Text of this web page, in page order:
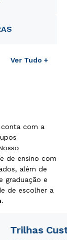
Ver Tudo +
com a
de ensino com
além de
graduação e
de escolher a
Trilhas
e
para o